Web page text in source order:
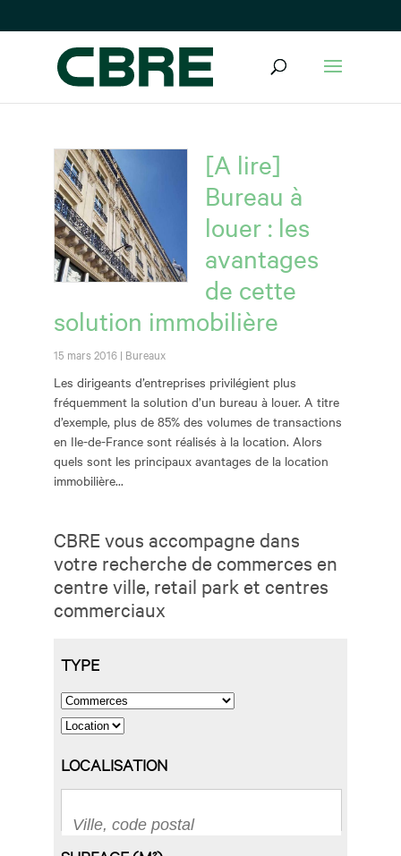
[A lire]
Bureau à
louer : les
avantages
de cette
solution immobilière
15 mars 2016| Bureaux
Les dirigeants d’entreprises privilégient plus
fréquemment la solution d’un bureau à louer. A titre
d’exemple, plus de 85% des volumes de transactions
en Ile-de-France sont réalisés à la location. Alors
quels sont les principaux avantages de la location
immobilière...
CBRE vous accompagne dans
votre recherche de commerces en
centre ville, retail park et centres
commerciaux